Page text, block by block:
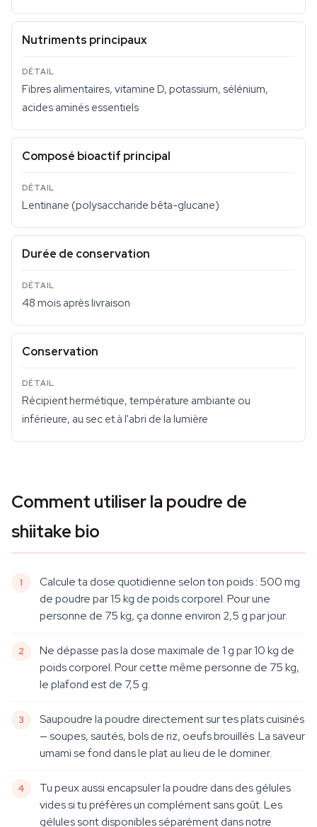
Nutriments principaux
Fibres alimentaires, vitamine D, potassium, sélénium,
acides aminés essentiels
Composé bioactif principal
Lentinane (polysaccharide bêta-glucane)
Durée de conservation
48 mois après livraison
Conservation
Récipient hermétique, température ambiante ou
inférieure, au sec et à l'abri de la lumière
Comment utiliser la poudre de
shiitake bio
Calcule ta dose quotidienne selon ton poids : 500 mg
de poudre par 15 kg de poids corporel. Pour une
personne de 75 kg, ça donne environ 2,5 g par jour.
Ne dépasse pas la dose maximale de 1 g par 10 kg de
poids corporel. Pour cette même personne de 75 kg,
le plafond est de 7,5 g.
Saupoudre la poudre directement sur tes plats cuisinés
— soupes, sautés, bols de riz, oeufs brouillés. La saveur
umami se fond dans le plat au lieu de le dominer.
Tu peux aussi encapsuler la poudre dans des gélules
vides si tu préfères un complément sans goût. Les
gélules sont disponibles séparément dans notre